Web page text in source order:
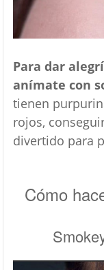
Para dar
anímate con
tienen
rojos,
divertido para
Cómo